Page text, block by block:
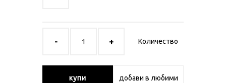
Количество
купи добави в любими